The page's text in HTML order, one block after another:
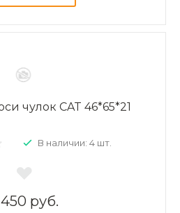
чулок CAT 46*65*21
В наличии: 4 шт.
руб.